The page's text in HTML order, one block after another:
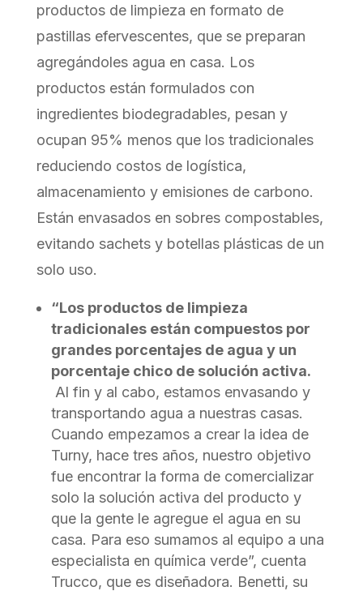
productos de limpieza en formato de
pastillas efervescentes, que se preparan
agregándoles agua en casa. Los
productos están formulados con
ingredientes biodegradables, pesan y
ocupan 95% menos que los tradicionales
reduciendo costos de logística,
almacenamiento y emisiones de carbono.
Están envasados en sobres compostables,
evitando sachets y botellas plásticas de un
solo uso.
“Los productos de limpieza
tradicionales están compuestos por
grandes porcentajes de agua y un
porcentaje chico de solución activa.
Al fin y al cabo, estamos envasando y
transportando agua a nuestras casas.
Cuando empezamos a crear la idea de
Turny, hace tres años, nuestro objetivo
fue encontrar la forma de comercializar
solo la solución activa del producto y
que la gente le agregue el agua en su
casa. Para eso sumamos al equipo a una
especialista en química verde”, cuenta
Trucco, que es diseñadora. Benetti, su